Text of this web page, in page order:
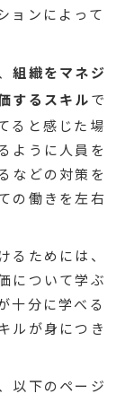
ョンによって
組織をマネジ
するスキルで
ると感じた場
ように人員を
などの対策を
の働きを左右
るためには、
について学ぶ
十分に学べる
ルが身につき
以下のページ